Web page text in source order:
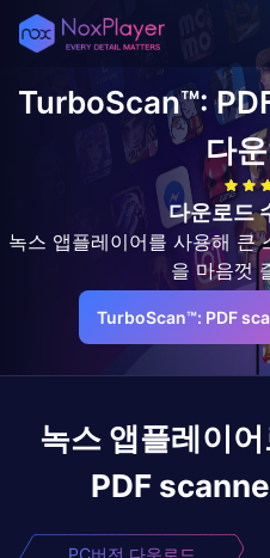
TurboScan™:
다
다운로드
녹스 앱플레이어를 사용해 큰
을 마음껏
TurboScan™: PDF
녹스 앱플레이
PDF
PC버전 다운로드